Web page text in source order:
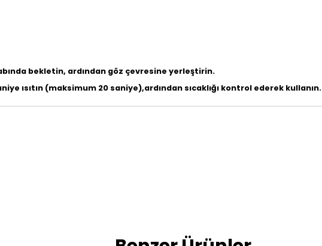
bekletin, ardından göz çevresine yerleştirin.
ısıtın (maksimum 20 saniye),ardından sıcaklığı kontrol ederek kullanın.